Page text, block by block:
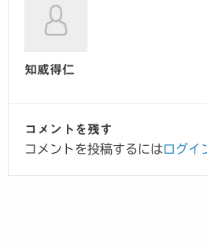
知威得仁
コメントを残す
コメントを投稿するにはログイ